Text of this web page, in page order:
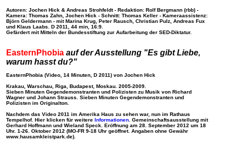
Autoren: Jochen Hick & Andreas Strohfeldt - Redaktion: Rolf Bergmann (rbb) -
Kamera: Thomas Zahn, Jochen Hick - Schnitt: Thomas Keller - Kameraassistenz:
Björn Geldermann - mit Marina Krug, Peter Rausch, Christian Pulz, Andreas Fux
und Klaus Laabs. D 2011, 44 min, 16:9.
Gefärdert mit Mitteln der Bundesstiftung zur Aufarbeitung der SED-Diktatur.
EasternPhobia auf der Ausstellung "Es gibt Liebe,
warum hasst du?"
EasternPhobia (Video, 14 Minuten, D 2011) von Jochen Hick
Krakau, Warschau, Riga, Budapest, Moskau. 2005-2009.
Sieben Minuten Gegendemonstranten und Polizisten zu Musik von Richard
Wagner und Johann Strauss. Sieben Minuten Gegendemonstranten und
Polizisten im Originalton.
Nachdem das Video 2011 im Amerika Haus zu sehen war, nun im Rathaus
Tempelhof. Hier klicken für weitere Informationen . Gemeinschaftsausstellung mit
Gerhard Hoffmann und Wieland Speck. Eröffnung am 28. September 2012 um 18
Uhr. 1-26. Oktober 2012 (MO-FR 9-18 Uhr geöffnet. Angaben ohne Gewähr
www.hausamkleistpark.de).